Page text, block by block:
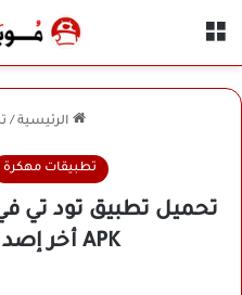
الرئيسية /
تطبيقات مهكرة
APK أخر إصدار 2026 مجانًا